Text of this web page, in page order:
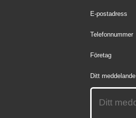
E-postadress
Telefonnummer
Företag
Ditt meddelande